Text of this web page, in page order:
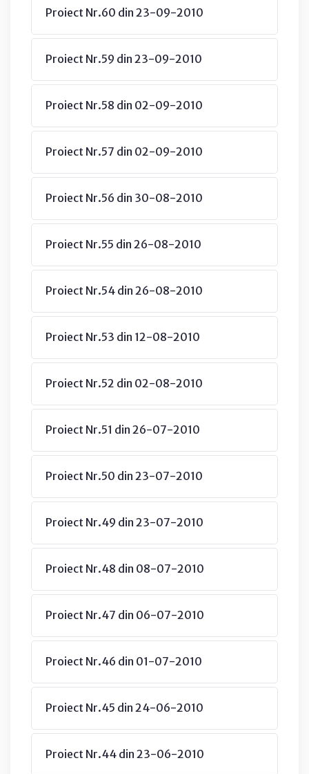
Proiect Nr.60 din 23-09-2010
Proiect Nr.59 din 23-09-2010
Proiect Nr.58 din 02-09-2010
Proiect Nr.57 din 02-09-2010
Proiect Nr.56 din 30-08-2010
Proiect Nr.55 din 26-08-2010
Proiect Nr.54 din 26-08-2010
Proiect Nr.53 din 12-08-2010
Proiect Nr.52 din 02-08-2010
Proiect Nr.51 din 26-07-2010
Proiect Nr.50 din 23-07-2010
Proiect Nr.49 din 23-07-2010
Proiect Nr.48 din 08-07-2010
Proiect Nr.47 din 06-07-2010
Proiect Nr.46 din 01-07-2010
Proiect Nr.45 din 24-06-2010
Proiect Nr.44 din 23-06-2010